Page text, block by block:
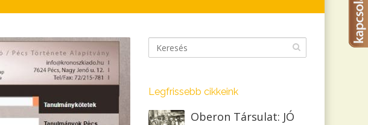
Legfrissebb cikkeink
Oberon Társulat: JÓ